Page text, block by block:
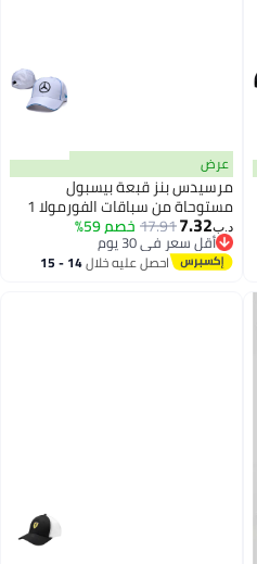
6
عرض
مرسيدس بنز قبعة بيسبول
مستوحاة من سباقات الفورمولا 1
للرجال والنساء، بتصميم كلاسيكي
مستوحى من رياضة السيارات، قابلة
للتعديل، خفيفة الوزن، مريحة
د.ب‏7.32
17.91خصم 59%
أقل سعر في 30 يوم
أقل سعر في 30 يوماحصل عليه خلال 14 - 15